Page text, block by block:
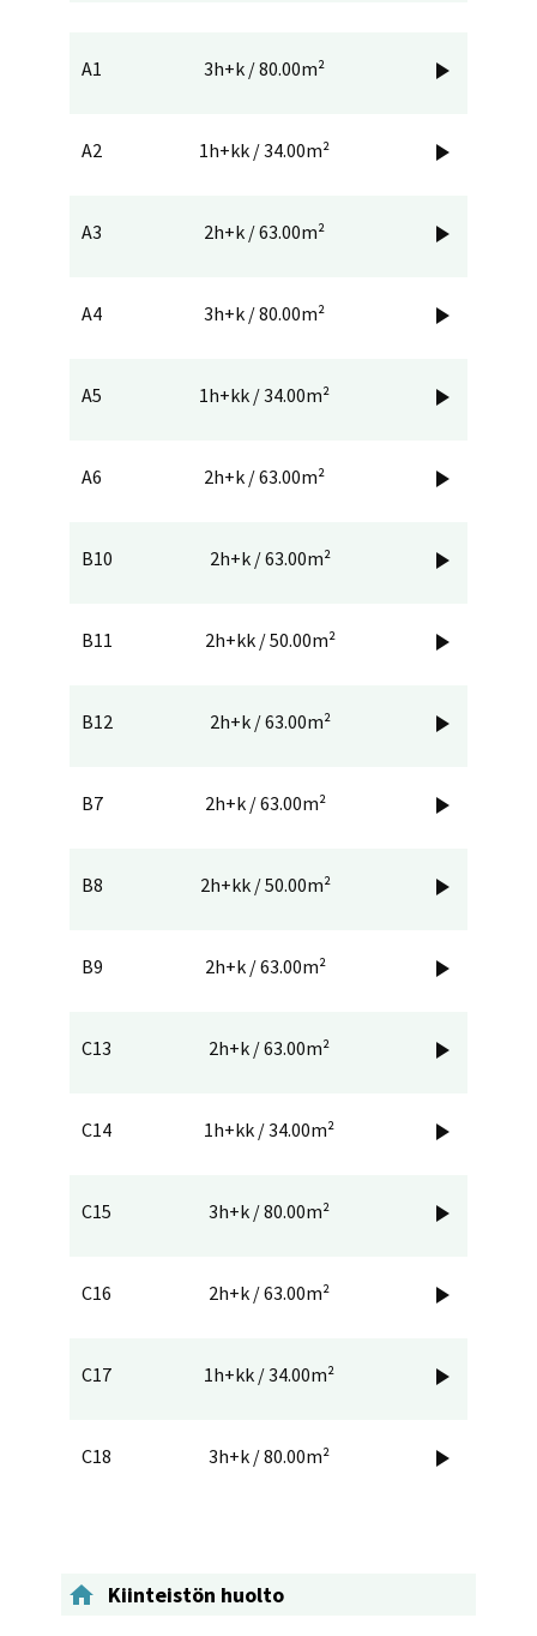
A1 3h+k / 80.00m² 
A2 1h+kk / 34.00m² 
A3 2h+k / 63.00m² 
A4 3h+k / 80.00m² 
A5 1h+kk / 34.00m² 
A6 2h+k / 63.00m² 
B10 2h+k / 63.00m² 
B11 2h+kk / 50.00m² 
B12 2h+k / 63.00m² 
B7 2h+k / 63.00m² 
B8 2h+kk / 50.00m² 
B9 2h+k / 63.00m² 
C13 2h+k / 63.00m² 
C14 1h+kk / 34.00m² 
C15 3h+k / 80.00m² 
C16 2h+k / 63.00m² 
C17 1h+kk / 34.00m² 
C18 3h+k / 80.00m² 
 Kiinteistön huolto